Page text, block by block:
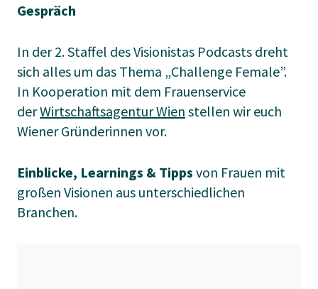
Gespräch
In der 2. Staffel des Visionistas Podcasts dreht
sich alles um das Thema „Challenge Female”.
In Kooperation mit dem Frauenservice
derWirtschaftsagentur Wien stellen wir euch
Wiener Gründerinnen vor.
Einblicke, Learnings & Tipps von Frauen mit
großen Visionen aus unterschiedlichen
Branchen.